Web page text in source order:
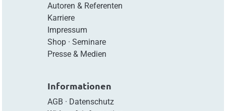
Autoren & Referenten
Karriere
Impressum
Shop· Seminare
Presse & Medien
Informationen
AGB · Datenschutz